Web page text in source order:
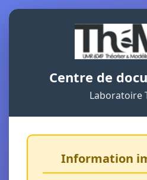
Centre de
Laboratoire
Information